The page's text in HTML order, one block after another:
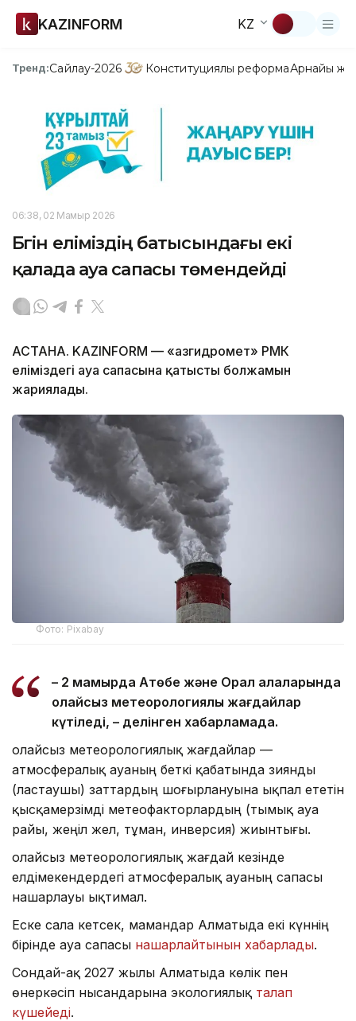
KAZINFORM KZ
Тренд:Сайлау-2026 Конституциялық реформаАрнайы
06:38, 02 Мамыр 2026
Бүгін еліміздің батысындағы екі
қалада ауа сапасы төмендейді
АСТАНА. KAZINFORM — «Қазгидромет» РМК
еліміздегі ауа сапасына қатысты болжамын
жариялады.
Фото: Pixabay
– 2 мамырда Ақтөбе және Орал қалаларында
қолайсыз метеорологиялық жағдайлар
күтіледі, – делінген хабарламада.
Қолайсыз метеорологиялық жағдайлар —
атмосфералық ауаның беткі қабатында зиянды
(ластаушы) заттардың шоғырлануына ықпал ететін
қысқамерзімді метеофакторлардың (тымық ауа
райы, жеңіл жел, тұман, инверсия) жиынтығы.
Қолайсыз метеорологиялық жағдай кезінде
елдімекендердегі атмосфералық ауаның сапасы
нашарлауы ықтимал.
Еске сала кетсек, мамандар Алматыда екі күннің
бірінде ауа сапасы нашарлайтынын хабарлады.
Сондай-ақ 2027 жылы Алматыда көлік пен
өнеркәсіп нысандарына экологиялық талап
күшейеді.